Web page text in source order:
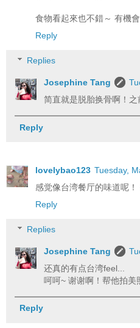
食物看起來也不錯～ 有機
Reply
Replies
Josephine Tang
简直就是脱胎换骨啊！
Reply
lovelybao123 Tuesday,
感觉像台湾餐厅的味道呢！
Reply
Replies
Josephine Tang
还真的有点台湾feel...
呵呵~ 谢谢啊！帮他拍美
Reply